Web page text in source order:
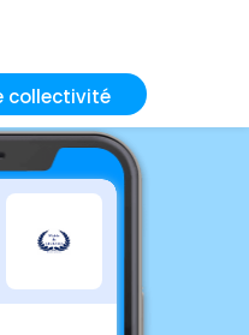
collectivité